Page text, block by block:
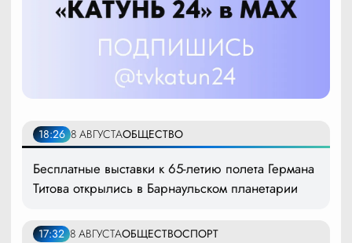
18:26 8 АВГУСТАОБЩЕСТВО
Бесплатные выставки к 65-летию полета Германа
Титова открылись в Барнаульском планетарии
17:32 8 АВГУСТАОБЩЕСТВОСПОРТ